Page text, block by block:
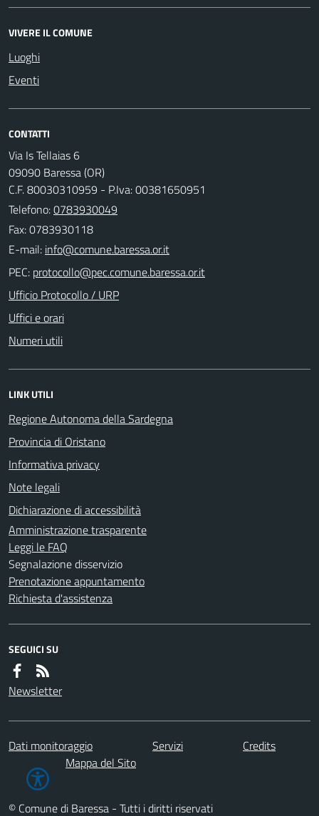
VIVERE IL COMUNE
Luoghi
Eventi
CONTATTI
Via Is Tellaias 6
09090 Baressa (OR)
C.F. 80030310959 - P.Iva: 00381650951
Telefono:0783930049
Fax: 0783930118
E-mail:
PEC:
Ufficio Protocollo / URP
Uffici e orari
Numeri utili
LINK UTILI
Regione Autonoma della Sardegna
Provincia di Oristano
Informativa privacy
Note legali
Dichiarazione di accessibilità
Amministrazione trasparente
Leggi le FAQ
Segnalazione disservizio
Prenotazione appuntamento
Richiesta d'assistenza
SEGUICI SU
Newsletter
Dati monitoraggio Servizi
Credits
Mappa del Sito
© Comune di Baressa - Tutti i diritti riservati